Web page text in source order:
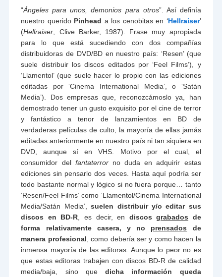
“Ángeles para unos, demonios para otros”. Así definía
nuestro querido Pinhead a los cenobitas en ‘Hellraiser’
(Hellraiser , Clive Barker, 1987). Frase muy apropiada
para lo que está sucediendo con dos compañías
distribuidoras de DVD/BD en nuestro país: ‘Resen’ (que
suele distribuir los discos editados por ‘Feel Films’), y
‘Llamentol’ (que suele hacer lo propio con las ediciones
editadas por ‘Cinema International Media’, o ‘Satán
Media’). Dos empresas que, reconozcámoslo ya, han
demostrado tener un gusto exquisito por el cine de terror
y fantástico a tenor de lanzamientos en BD de
verdaderas películas de culto, la mayoría de ellas jamás
editadas anteriormente en nuestro país ni tan siquiera en
DVD, aunque sí en VHS. Motivo por el cual, el
consumidor del fantaterrorno duda en adquirir estas
ediciones sin pensarlo dos veces. Hasta aquí podría ser
todo bastante normal y lógico si no fuera porque… tanto
‘Resen/Feel Films’ como ‘Llamentol/Cinema International
Media/Satán Media’,suelen distribuir y/o editar sus
discos en BD-R , es decir, en discosgrabados de
forma relativamente casera, y no prensados de
manera profesional , como debería ser y como hacen la
inmensa mayoría de las editoras. Aunque lo peor no es
que estas editoras trabajen con discos BD-R de calidad
media/baja, sino quedicha información queda